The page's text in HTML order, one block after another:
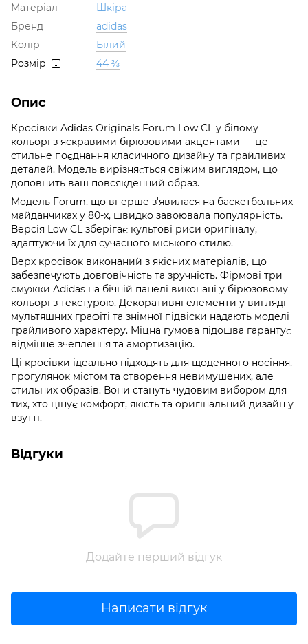
Матеріал
Шкіра
Бренд
adidas
Колір
Білий
Розмір
44 ⅔
Опис
Кросівки Adidas Originals Forum Low CL у білому
кольорі з яскравими бірюзовими акцентами — це
стильне поєднання класичного дизайну та грайливих
деталей. Модель вирізняється свіжим виглядом, що
доповнить ваш повсякденний образ.
Модель Forum, що вперше з'явилася на баскетбольних
майданчиках у 80-х, швидко завоювала популярність.
Версія Low CL зберігає культові риси оригіналу,
адаптуючи їх для сучасного міського стилю.
Верх кросівок виконаний з якісних матеріалів, що
забезпечують довговічність та зручність. Фірмові три
смужки Adidas на бічній панелі виконані у бірюзовому
кольорі з текстурою. Декоративні елементи у вигляді
мультяшних графіті та знімної підвіски надають моделі
грайливого характеру. Міцна гумова підошва гарантує
відмінне зчеплення та амортизацію.
Ці кросівки ідеально підходять для щоденного носіння,
прогулянок містом та створення невимушених, але
стильних образів. Вони стануть чудовим вибором для
тих, хто цінує комфорт, якість та оригінальний дизайн у
взутті.
Відгуки
Додайте перший відгук
Написати відгук